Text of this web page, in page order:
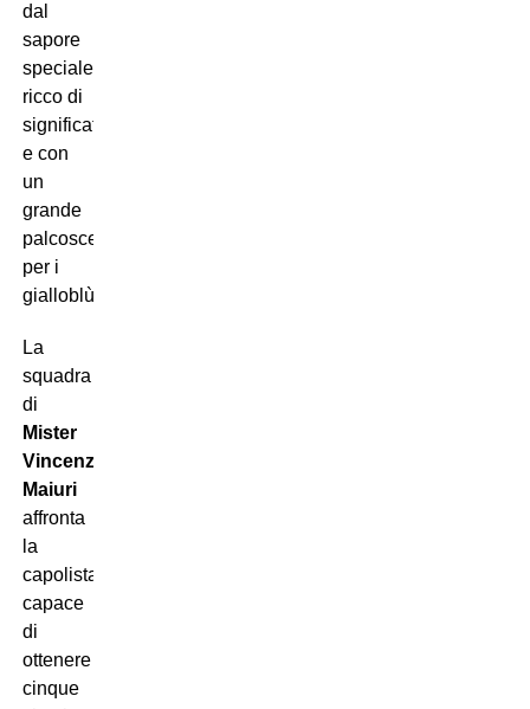
dal
sapore
speciale,
ricco di
significati
e con
un
grande
palcoscenico
per i
gialloblù.
La
squadra
di
Mister
Vincenzo
Maiuri
affronta
la
capolista,
capace
di
ottenere
cinque